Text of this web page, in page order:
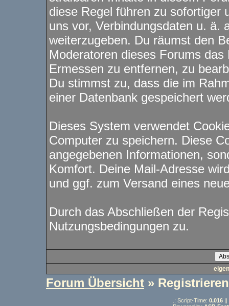
diese Regel führen zu sofortiger
uns vor, Verbindungsdaten u. ä.
weiterzugeben. Du räumst den
Moderatoren dieses Forums
Ermessen zu entfernen, zu
Du stimmst zu, dass die im
einer Datenbank gespeichert
Dieses System verwendet
Computer zu speichern. Diese
angegebenen Informationen,
Komfort. Deine Mail-Adresse
und ggf. zum Versand eines
Durch das Abschließen der
Nutzungsbedingungen zu.
Forum Übersicht » Registrieren
.: Script-Time: 0,016 ||